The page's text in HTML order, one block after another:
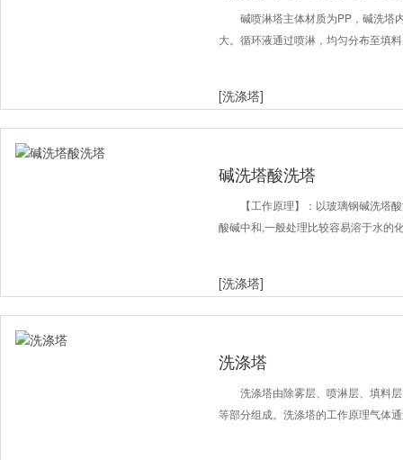
碱喷淋塔主体材质为PP，碱洗塔
大。循环液通过喷淋，均匀分布至填
[洗涤塔]
碱洗塔酸洗塔
【工作原理】：以玻璃钢碱洗塔
酸碱中和,一般处理比较容易溶于水的
[洗涤塔]
洗涤塔
洗涤塔由除雾层、喷淋层、填料
等部分组成。洗涤塔的工作原理气体